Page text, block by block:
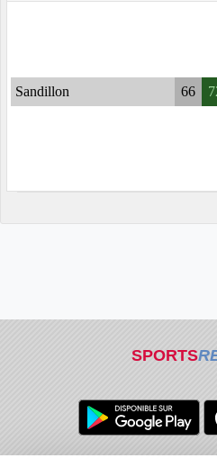
Sandillon 66
SPORTS
Charte cookies